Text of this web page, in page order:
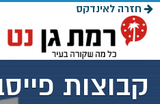
חזרה לאינדקס
קבוצות